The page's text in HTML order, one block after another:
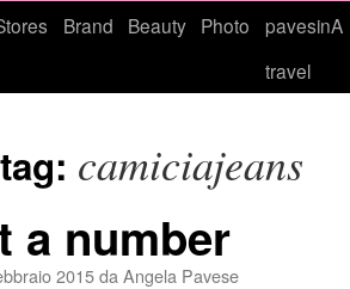
Brand Beauty Photo
pavesinA
travel
camiciajeans
a number
2015da Angela Pavese